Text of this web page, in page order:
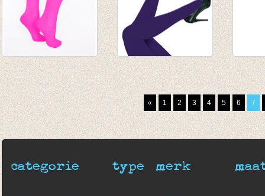
€ 12,95
€ 9,95
€ 6,95
« 1 2 3 4 5 6 7
categorie type merk